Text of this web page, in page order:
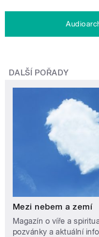
DALŠÍ POŘADY
Mezi nebem a zemí
Magazín o víře a
pozvánky a aktuální